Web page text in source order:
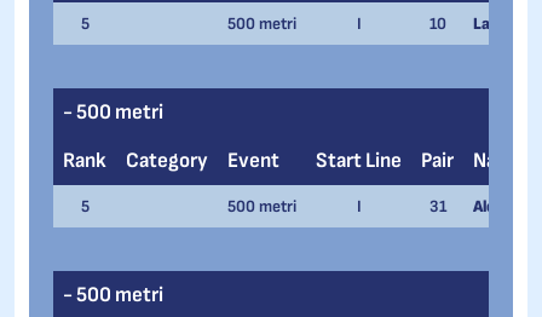
5 500 metri I 10 Laura
- 500 metri
Rank
Category Event Start Line Pair Name
5 500 metri I 31 Alessio
- 500 metri